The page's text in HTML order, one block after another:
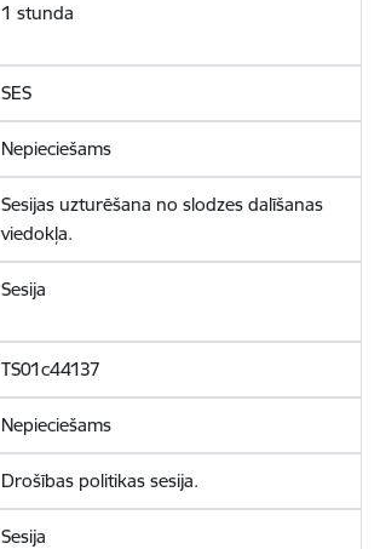
1 stunda
SES
Nepieciešams
Sesijas uzturēšana no slodzes dalīšanas
viedokļa.
Sesija
TS01c44137
Nepieciešams
Drošības politikas sesija.
Sesija